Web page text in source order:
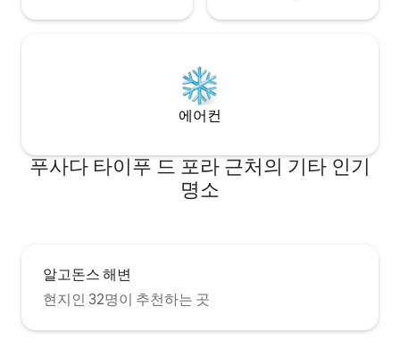
에어컨
푸사다 타이푸 드 포라 근처의 기타 인기
명소
알고돈스 해변
현지인 32명이 추천하는 곳